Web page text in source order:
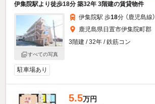
伊集院駅より徒歩18分 築32年 3階建の賃貸物件
すべての写真
伊集院駅 歩18分 （鹿児島線）
鹿児島県日置市伊集院町郡
3階建 / 32年 / 鉄筋コン
駐車場あり
5.5万円